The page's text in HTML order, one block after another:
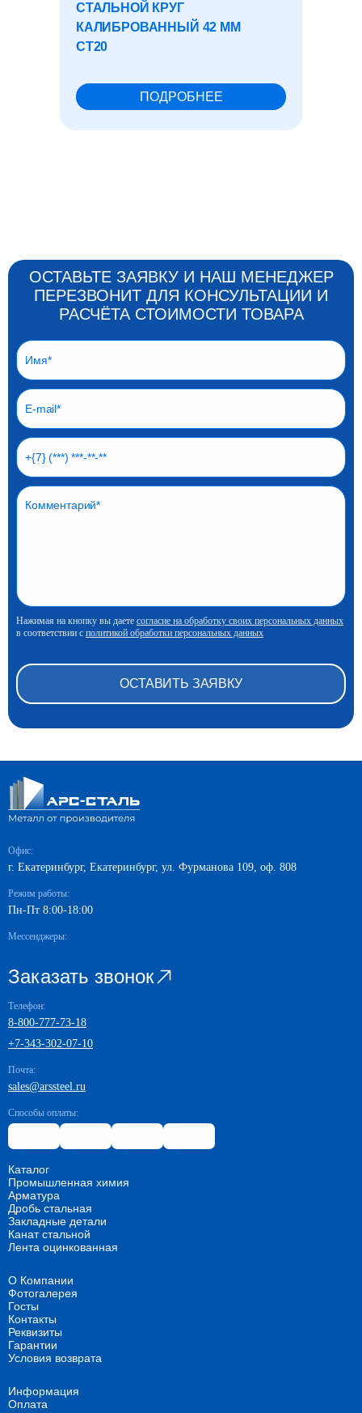
СТАЛЬНОЙ КРУГ
КАЛИБРОВАННЫЙ 42 ММ
СТ20
ПОДРОБНЕЕ
ОСТАВЬТЕ ЗАЯВКУ И НАШ МЕНЕДЖЕР
ПЕРЕЗВОНИТ ДЛЯ КОНСУЛЬТАЦИИ И
РАСЧЁТА СТОИМОСТИ ТОВАРА
Нажимая на кнопку вы даете согласие на обработку своих персональных данных
в соответствии с политикой обработки персональных данных
Офис:
г. Екатеринбург, Екатеринбург, ул. Фурманова 109, оф. 808
Режим работы:
Пн-Пт 8:00-18:00
Мессенджеры:
Заказать звонок
Телефон:
8-800-777-73-18
+7-343-302-07-10
Почта:
sales@arssteel.ru
Способы оплаты:
Каталог
Промышленная химия
Арматура
Дробь стальная
Закладные детали
Канат стальной
Лента оцинкованная
О Компании
Фотогалерея
Госты
Контакты
Реквизиты
Гарантии
Условия возврата
Информация
Оплата